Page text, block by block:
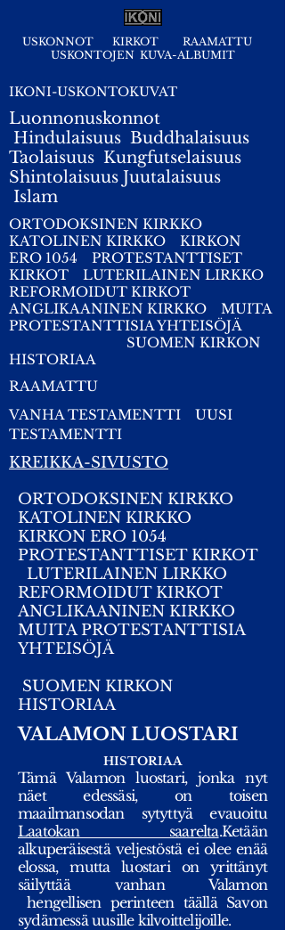
USKONNOT KIRKOT
RAAMATTU
USKONTOJEN KUVA-ALBUMIT
IKONI-USKONTOKUVAT
Luonnonuskonnot
Hindulaisuus Buddhalaisuus
Taolaisuus Kungfutselaisuus
Shintolaisuus Juutalaisuus
Islam
ORTODOKSINEN KIRKKO
KATOLINEN KIRKKO
KIRKON
ERO 1054
PROTESTANTTISET
KIRKOT
LUTERILAINEN LIRKKO
REFORMOIDUT KIRKOT
ANGLIKAANINEN KIRKKO
MUITA
PROTESTANTTISIA YHTEISÖJÄ
SUOMEN KIRKON
HISTORIAA
RAAMATTU
VANHA TESTAMENTTI
UUSI
TESTAMENTTI
KREIKKA-SIVUSTO
ORTODOKSINEN KIRKKO
KATOLINEN KIRKKO
KIRKON ERO 1054
PROTESTANTTISET KIRKOT
LUTERILAINEN LIRKKO
REFORMOIDUT KIRKOT
ANGLIKAANINEN KIRKKO
MUITA PROTESTANTTISIA
YHTEISÖJÄ
SUOMEN KIRKON
HISTORIAA
VALAMON LUOSTARI
HISTORIAA
Tämä Valamon luostari, jonka nyt
näet edessäsi, on toisen
maailmansodan sytyttyä evauoitu
Laatokan saarelta.Ketään
alkuperäisestä veljestöstä ei olee enää
elossa, mutta luostari on yrittänyt
säilyttää vanhan Valamon
hengellisen perinteen täällä Savon
sydämessä uusille kilvoittelijoille.